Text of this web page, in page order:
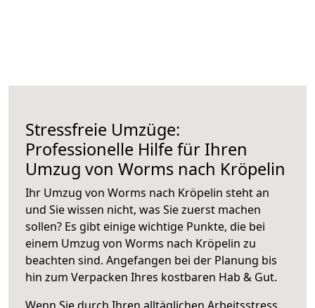
Stressfreie Umzüge:
Professionelle Hilfe für Ihren
Umzug von Worms nach Kröpelin
Ihr Umzug von Worms nach Kröpelin steht an
und Sie wissen nicht, was Sie zuerst machen
sollen? Es gibt einige wichtige Punkte, die bei
einem Umzug von Worms nach Kröpelin zu
beachten sind. Angefangen bei der Planung bis
hin zum Verpacken Ihres kostbaren Hab & Gut.